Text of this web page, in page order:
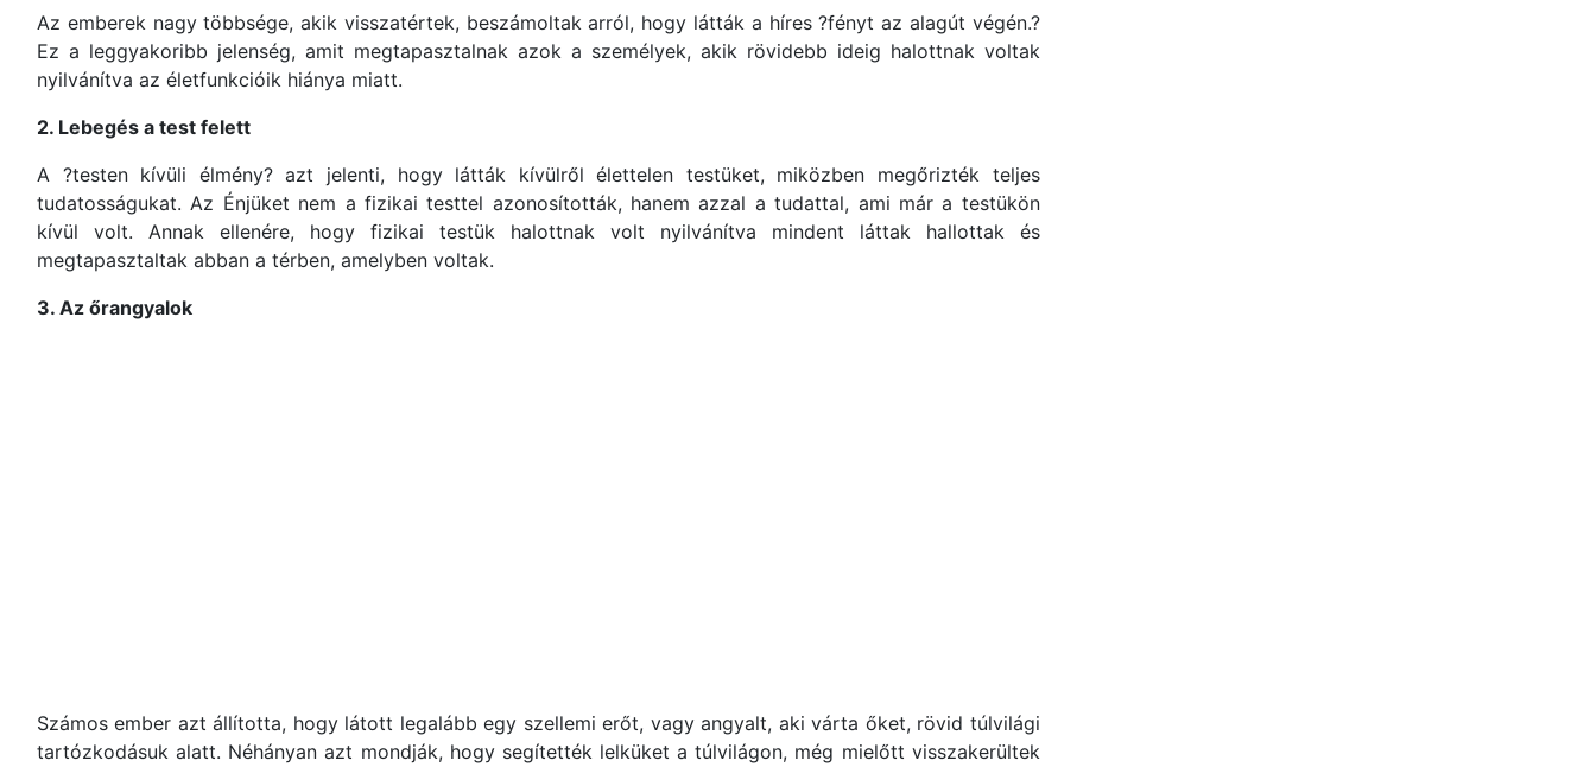
Az emberek nagy többsége, akik visszatértek, beszámoltak arról, hogy látták a híres ?fényt az alagút végén.?
Ez a leggyakoribb jelenség, amit megtapasztalnak azok a személyek, akik rövidebb ideig halottnak voltak
nyilvánítva az életfunkcióik hiánya miatt.
2. Lebegés a test felett
A ?testen kívüli élmény? azt jelenti, hogy látták kívülről élettelen testüket, miközben megőrizték teljes
tudatosságukat. Az Énjüket nem a fizikai testtel azonosították, hanem azzal a tudattal, ami már a testükön
kívül volt. Annak ellenére, hogy fizikai testük halottnak volt nyilvánítva mindent láttak hallottak és
megtapasztaltak abban a térben, amelyben voltak.
3. Az őrangyalok
Számos ember azt állította, hogy látott legalább egy szellemi erőt, vagy angyalt, aki várta őket, rövid túlvilági
tartózkodásuk alatt. Néhányan azt mondják, hogy segítették lelküket a túlvilágon, még mielőtt visszakerültek